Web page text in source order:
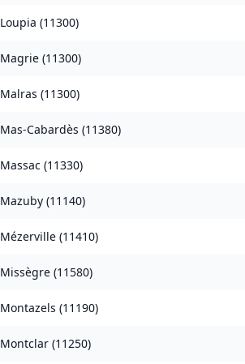
Loupia (11300)
Magrie (11300)
Malras (11300)
Mas-Cabardès (11380)
Massac (11330)
Mazuby (11140)
Mézerville (11410)
Missègre (11580)
Montazels (11190)
Montclar (11250)